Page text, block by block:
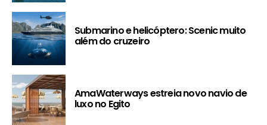
Submarino e helicóptero: Scenic muito
além do cruzeiro
AmaWaterways estreia novo navio de
luxo no Egito